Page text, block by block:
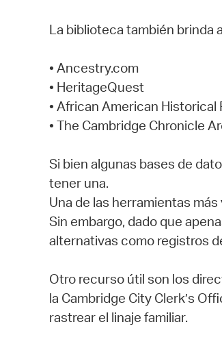
La biblioteca también brinda
• Ancestry.com
• HeritageQuest
• African American Historical
• The Cambridge Chronicle
Si bien algunas bases de
tener una.
Una de las herramientas
Sin embargo, dado que
alternativas como registros
Otro recurso útil son los
la Cambridge City Clerk’s
rastrear el linaje familiar.